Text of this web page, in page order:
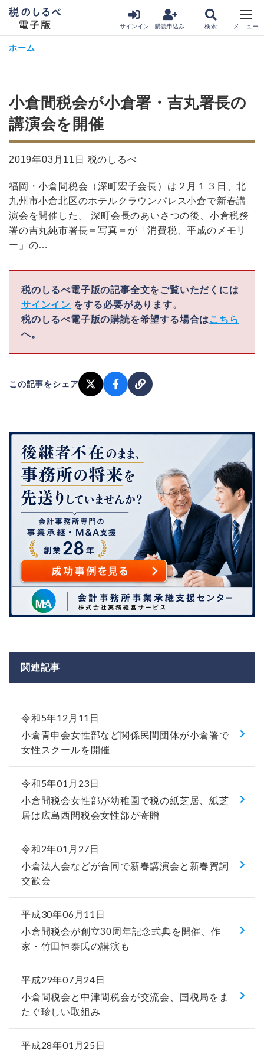
サインイン 購読申込み
ホーム
小倉間税会が小倉署・吉丸署長の
講演会を開催
2019年03月11日 税のしるべ
福岡・小倉間税会（深町宏子会長）は２月１３日、北
九州市小倉北区のホテルクラウンパレス小倉で新春講
演会を開催した。 深町会長のあいさつの後、小倉税務
署の吉丸純市署長＝写真＝が「消費税、平成のメモリ
ー」の…
税のしるべ電子版の記事全文をご覧いただくには
サインイン をする必要があります。
税のしるべ電子版の購読を希望する場合は こちら
へ。
この記事をシェア
関連記事
令和5年12月11日
小倉青申会女性部など関係民間団体が小倉署で
女性スクールを開催
令和5年01月23日
小倉間税会女性部が幼稚園で税の紙芝居、紙芝
居は広島西間税会女性部が寄贈
令和2年01月27日
小倉法人会などが合同で新春講演会と新春賀詞
交歓会
平成30年06月11日
小倉間税会が創立30周年記念式典を開催、作
家・竹田恒泰氏の講演も
平成29年07月24日
小倉間税会と中津間税会が交流会、国税局をま
たぐ珍しい取組み
平成28年01月25日